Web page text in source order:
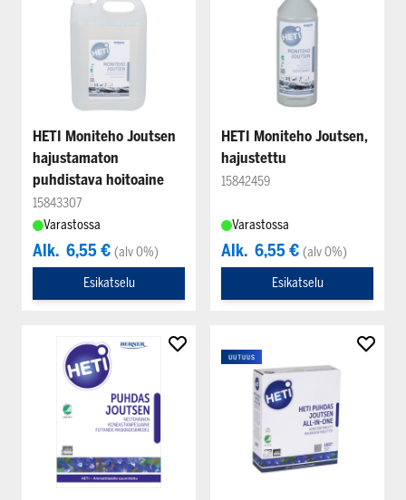
HETI Moniteho Joutsen
hajustamaton
puhdistava hoitoaine
15843307
Varastossa
Alk. 6,55 € (alv 0%)
Esikatselu
HETI Moniteho Joutsen,
hajustettu
15842459
Varastossa
Alk. 6,55 € (alv 0%)
Esikatselu